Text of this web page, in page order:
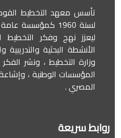
لسنة 1960 كمؤسسة
ليعزز نهج وفكر
الأنشطة البحثية
وزارة التخطيط ، ونشر
المؤسسات الوطنية ،
المصري .
روابط سريعة